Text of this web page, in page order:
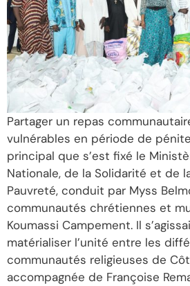
Partager un repas
vulnérables en période de
principal que s’est fixé le
Nationale, de la Solidarité et de
Pauvreté, conduit par Myss
communautés chrétiennes et
Koumassi Campement. Il
matérialiser l’unité entre les
communautés religieuses de
accompagnée de Françoise